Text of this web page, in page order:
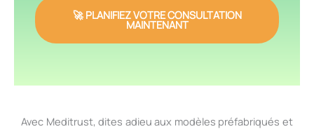
🚀 PLANIFIEZ VOTRE CONSULTATION
MAINTENANT
Avec Meditrust, dites adieu aux modèles préfabriqués et